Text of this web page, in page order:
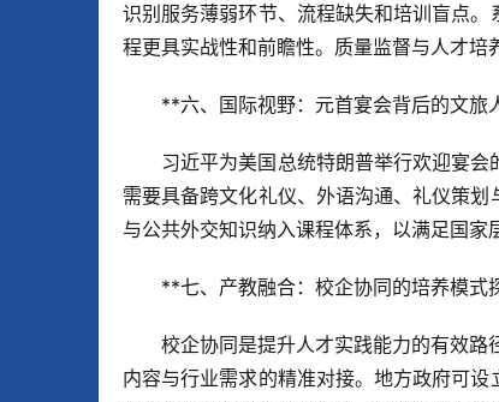
识别服务薄弱环节、流程缺失和培训盲点
程更具实战性和前瞻性。质量监督与人才
**六、国际视野：元首宴会背后的文旅
习近平为美国总统特朗普举行欢迎宴
需要具备跨文化礼仪、外语沟通、礼仪策
与公共外交知识纳入课程体系，以满足国家
**七、产教融合：校企协同的培养模式
校企协同是提升人才实践能力的有效路
内容与行业需求的精准对接。地方政府可